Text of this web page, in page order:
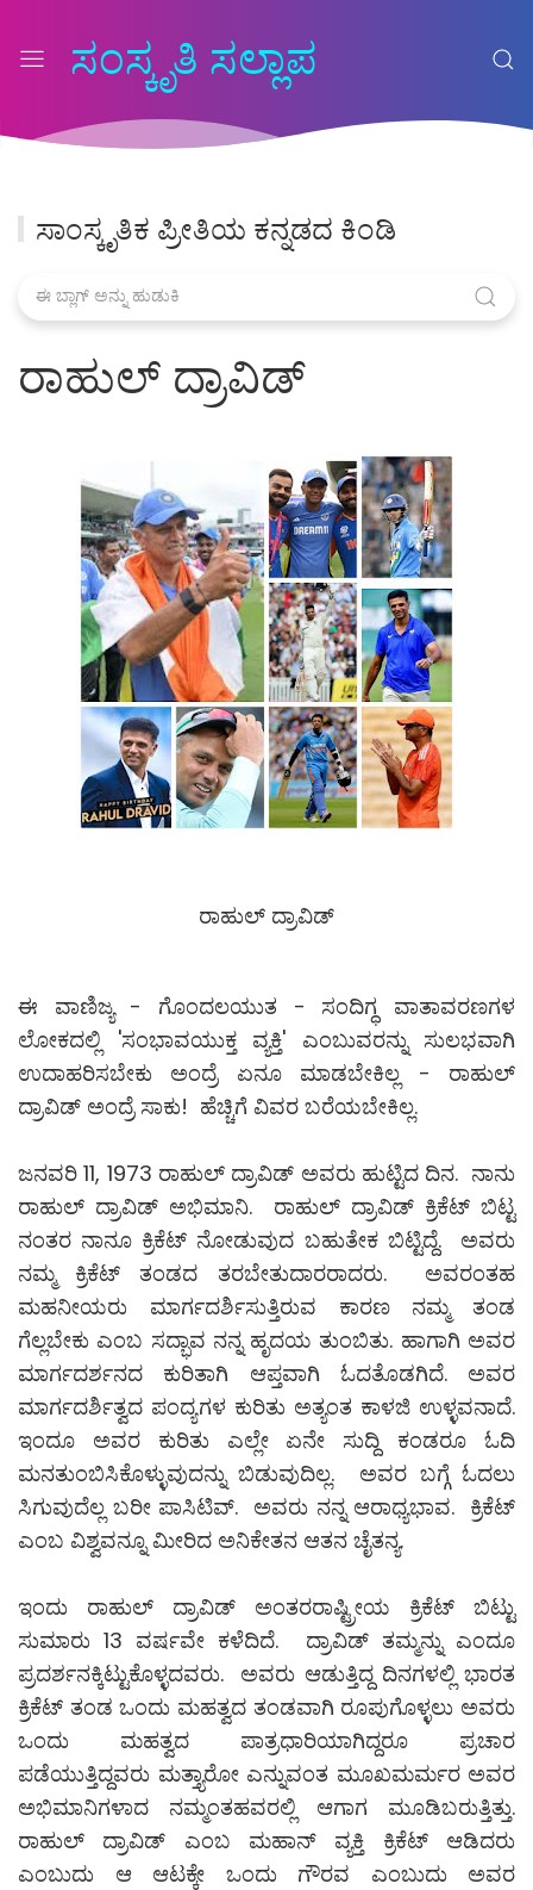
ಸಂಸ್ಕೃತಿ ಸಲ್ಲಾಪ
ಸಾಂಸ್ಕೃತಿಕ ಪ್ರೀತಿಯ ಕನ್ನಡದ ಕಿಂಡಿ
ರಾಹುಲ್ ದ್ರಾವಿಡ್
ರಾಹುಲ್ ದ್ರಾವಿಡ್
ಈ ವಾಣಿಜ್ಯ - ಗೊಂದಲಯುತ - ಸಂದಿಗ್ಧ ವಾತಾವರಣಗಳ
ಲೋಕದಲ್ಲಿ 'ಸಂಭಾವಯುಕ್ತ ವ್ಯಕ್ತಿ' ಎಂಬುವರನ್ನು ಸುಲಭವಾಗಿ
ಉದಾಹರಿಸಬೇಕು ಅಂದ್ರೆ ಏನೂ ಮಾಡಬೇಕಿಲ್ಲ - ರಾಹುಲ್
ದ್ರಾವಿಡ್ ಅಂದ್ರೆ ಸಾಕು! ಹೆಚ್ಚಿಗೆ ವಿವರ ಬರೆಯಬೇಕಿಲ್ಲ.
ಜನವರಿ 11, 1973 ರಾಹುಲ್ ದ್ರಾವಿಡ್ ಅವರು ಹುಟ್ಟಿದ ದಿನ. ನಾನು
ರಾಹುಲ್ ದ್ರಾವಿಡ್ ಅಭಿಮಾನಿ. ರಾಹುಲ್ ದ್ರಾವಿಡ್ ಕ್ರಿಕೆಟ್ ಬಿಟ್ಟ
ನಂತರ ನಾನೂ ಕ್ರಿಕೆಟ್ ನೋಡುವುದ ಬಹುತೇಕ ಬಿಟ್ಟಿದ್ದೆ. ಅವರು
ನಮ್ಮ ಕ್ರಿಕೆಟ್ ತಂಡದ ತರಬೇತುದಾರರಾದರು. ಅವರಂತಹ
ಮಹನೀಯರು ಮಾರ್ಗದರ್ಶಿಸುತ್ತಿರುವ ಕಾರಣ ನಮ್ಮ ತಂಡ
ಗೆಲ್ಲಬೇಕು ಎಂಬ ಸದ್ಭಾವ ನನ್ನ ಹೃದಯ ತುಂಬಿತು. ಹಾಗಾಗಿ ಅವರ
ಮಾರ್ಗದರ್ಶನದ ಕುರಿತಾಗಿ ಆಪ್ತವಾಗಿ ಓದತೊಡಗಿದೆ. ಅವರ
ಮಾರ್ಗದರ್ಶಿತ್ವದ ಪಂದ್ಯಗಳ ಕುರಿತು ಅತ್ಯಂತ ಕಾಳಜಿ ಉಳ್ಳವನಾದೆ.
ಇಂದೂ ಅವರ ಕುರಿತು ಎಲ್ಲೇ ಏನೇ ಸುದ್ದಿ ಕಂಡರೂ ಓದಿ
ಮನತುಂಬಿಸಿಕೊಳ್ಳುವುದನ್ನು ಬಿಡುವುದಿಲ್ಲ. ಅವರ ಬಗ್ಗೆ ಓದಲು
ಸಿಗುವುದೆಲ್ಲ ಬರೀ ಪಾಸಿಟಿವ್. ಅವರು ನನ್ನ ಆರಾಧ್ಯಭಾವ. ಕ್ರಿಕೆಟ್
ಎಂಬ ವಿಶ್ವವನ್ನೂ ಮೀರಿದ ಅನಿಕೇತನ ಆತನ ಚೈತನ್ಯ.
ಇಂದು ರಾಹುಲ್ ದ್ರಾವಿಡ್ ಅಂತರರಾಷ್ಟ್ರೀಯ ಕ್ರಿಕೆಟ್ ಬಿಟ್ಟು
ಸುಮಾರು 13 ವರ್ಷವೇ ಕಳೆದಿದೆ. ದ್ರಾವಿಡ್ ತಮ್ಮನ್ನು ಎಂದೂ
ಪ್ರದರ್ಶನಕ್ಕಿಟ್ಟುಕೊಳ್ಳದವರು. ಅವರು ಆಡುತ್ತಿದ್ದ ದಿನಗಳಲ್ಲಿ ಭಾರತ
ಕ್ರಿಕೆಟ್ ತಂಡ ಒಂದು ಮಹತ್ವದ ತಂಡವಾಗಿ ರೂಪುಗೊಳ್ಳಲು ಅವರು
ಒಂದು ಮಹತ್ವದ ಪಾತ್ರಧಾರಿಯಾಗಿದ್ದರೂ ಪ್ರಚಾರ
ಪಡೆಯುತ್ತಿದ್ದವರು ಮತ್ತ್ಯಾರೋ ಎನ್ನುವಂತ ಮೂಖಮರ್ಮರ ಅವರ
ಅಭಿಮಾನಿಗಳಾದ ನಮ್ಮಂತಹವರಲ್ಲಿ ಆಗಾಗ ಮೂಡಿಬರುತ್ತಿತ್ತು.
ರಾಹುಲ್ ದ್ರಾವಿಡ್ ಎಂಬ ಮಹಾನ್ ವ್ಯಕ್ತಿ ಕ್ರಿಕೆಟ್ ಆಡಿದರು
ಎಂಬುದು ಆ ಆಟಕ್ಕೇ ಒಂದು ಗೌರವ ಎಂಬುದು ಅವರ